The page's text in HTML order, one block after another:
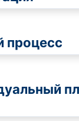
процесс